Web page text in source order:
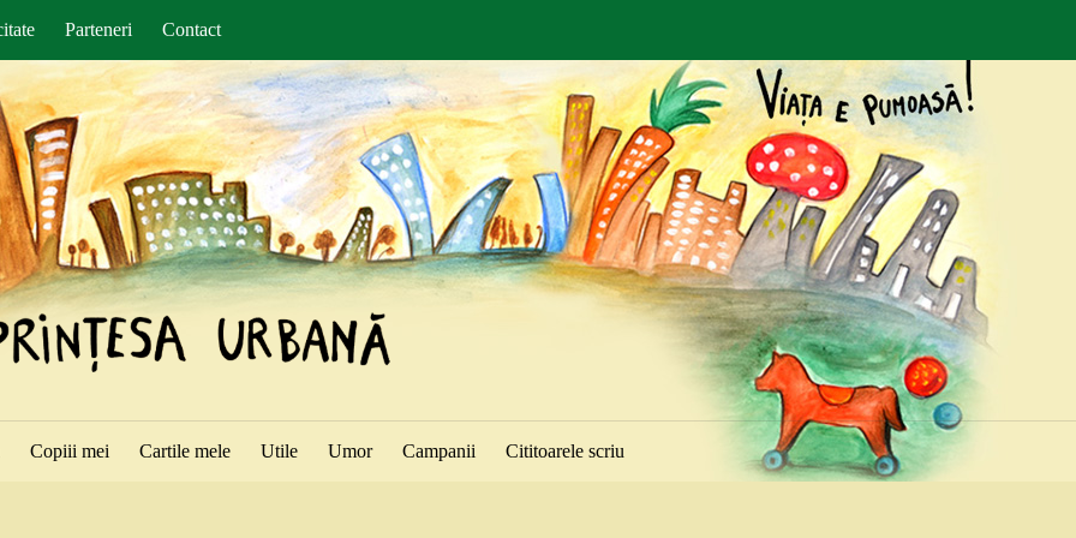
Parteneri Contact
Copiii mei Cartile mele Utile Umor Campanii Cititoarele scriu